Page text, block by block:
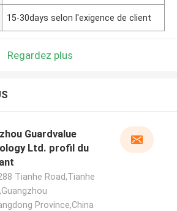
15-30days selon l'exigence de client
Regardez plus
Guardvalue
Ltd. profil du
Tianhe Road,Tianhe
Province,China